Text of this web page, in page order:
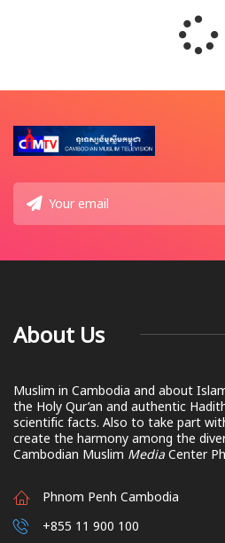
About Us
Muslim in Cambodia and about
the Holy Qur’an and authentic
scientific facts. Also to take part
create the harmony among the
Cambodian Muslim Media Center
Phnom Penh Cambodia
+855 11 900 100